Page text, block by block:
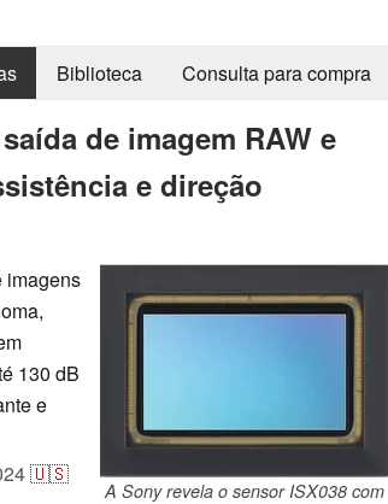
Biblioteca Consulta para compra
de imagem RAW e
e direção
A Sony revela o sensor ISX038 com
imagens
130 dB
e
🇺🇸